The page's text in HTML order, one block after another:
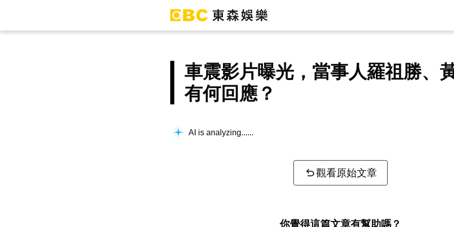
車震影片曝光，當事人羅祖勝、
有何回應？
AI is analyzing...
觀看原始文章
你覺得這篇文章有幫助嗎？